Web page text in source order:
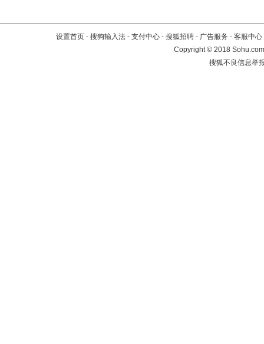
设置首页 - 搜狗输入法 - 支付中心 - 搜狐招聘 - 广告服务 - 客服中心
Copyright©2018
搜狐不良信息举